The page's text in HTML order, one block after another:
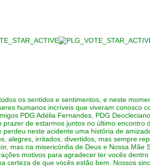
os sentidos e sentimentos, e neste
humanos incríveis que viveram conosco
PDG Adélia Fernandes, PDG
de estarmos juntos no último
neste acidente uma história de
alegres, irritados, divertidos, mas sempre
mas na misericórdia de Deus e Nossa
motivos para agradecer ter vocês
certeza de que vocês estão bem. Nossos